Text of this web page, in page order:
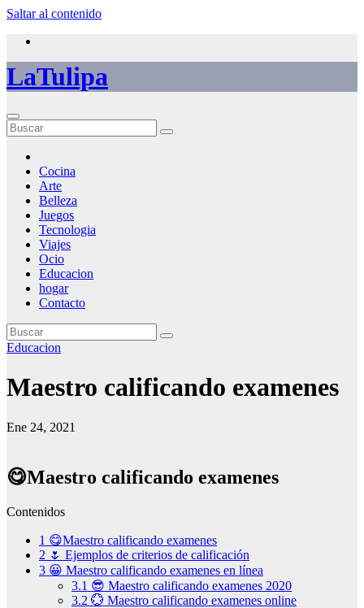
Saltar al contenido
LaTulipa
Cocina
Arte
Belleza
Juegos
Tecnologia
Viajes
Ocio
Educacion
hogar
Contacto
Educacion
Maestro calificando examenes
Ene 24, 2021
😋Maestro calificando examenes
Contenidos
1 😋Maestro calificando examenes
2 🌷 Ejemplos de criterios de calificación
3 😀 Maestro calificando examenes en línea
3.1 😎 Maestro calificando examenes 2020
3.2 💮 Maestro calificando examenes online